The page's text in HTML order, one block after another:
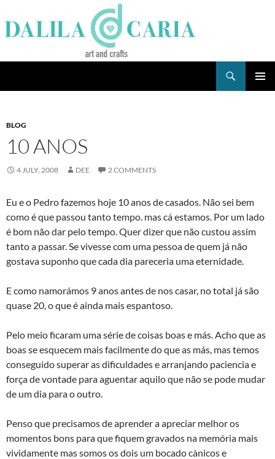
to
content
BLOG
10 ANOS
4 JULY, 2008 DEE 2 COMMENTS
Eu e o Pedro fazemos hoje 10 anos de casados. Não sei bem
como é que passou tanto tempo. mas cá estamos. Por um lado
é bom não dar pelo tempo. Quer dizer que não custou assim
tanto a passar. Se vivesse com uma pessoa de quem já não
gostava suponho que cada dia pareceria uma eternidade.
E como namorámos 9 anos antes de nos casar, no total já são
quase 20, o que é ainda mais espantoso.
Pelo meio ficaram uma série de coisas boas e más. Acho que as
boas se esquecem mais facilmente do que as más, mas temos
conseguido superar as dificuldades e arranjando paciencia e
força de vontade para aguentar aquilo que não se pode mudar
de um dia para o outro.
Penso que precisamos de aprender a apreciar melhor os
momentos bons para que fiquem gravados na memória mais
vividamente mas somos os dois um bocado cà­nicos e